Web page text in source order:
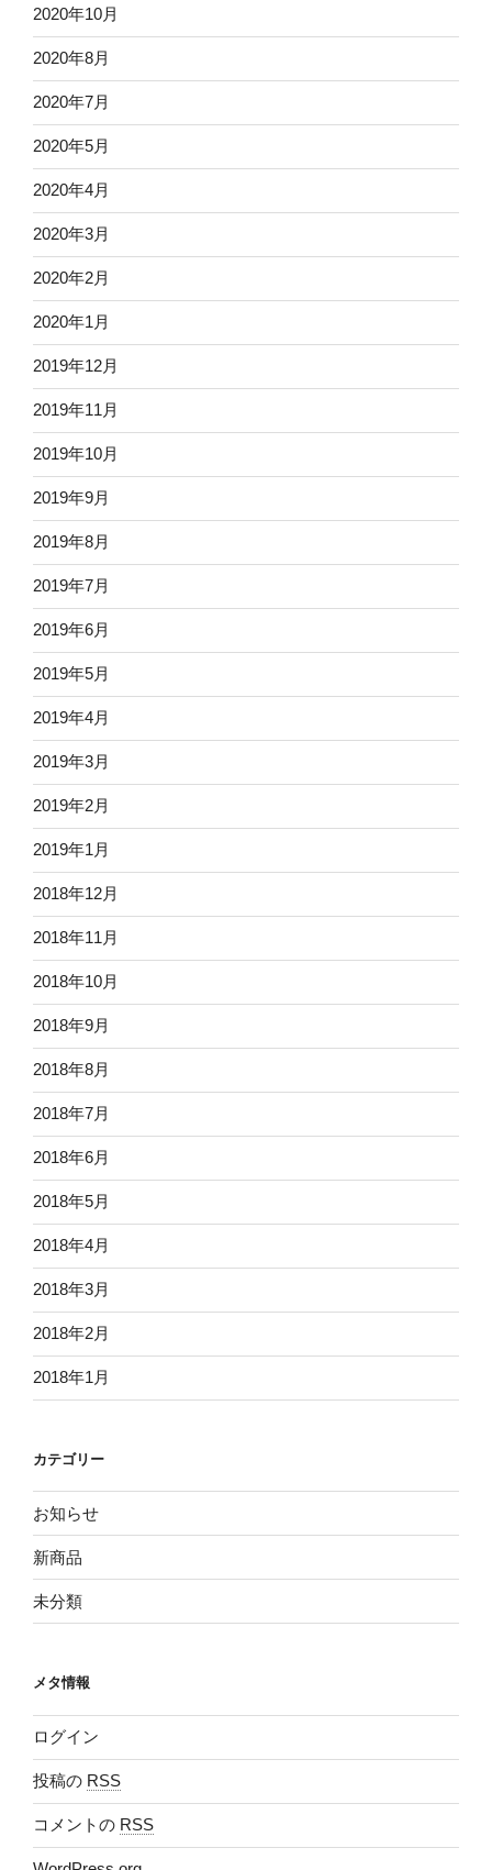
2020年10月
2020年8月
2020年7月
2020年5月
2020年4月
2020年3月
2020年2月
2020年1月
2019年12月
2019年11月
2019年10月
2019年9月
2019年8月
2019年7月
2019年6月
2019年5月
2019年4月
2019年3月
2019年2月
2019年1月
2018年12月
2018年11月
2018年10月
2018年9月
2018年8月
2018年7月
2018年6月
2018年5月
2018年4月
2018年3月
2018年2月
2018年1月
カテゴリー
お知らせ
新商品
未分類
メタ情報
ログイン
投稿の RSS
コメントの RSS